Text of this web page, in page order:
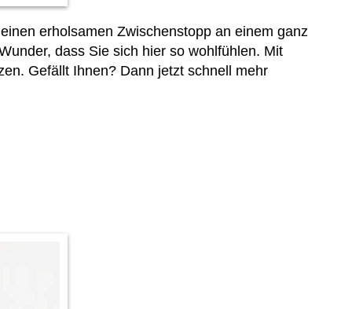
erholsamen Zwischenstopp an einem ganz
dass Sie sich hier so wohlfühlen. Mit
Gefällt Ihnen? Dann jetzt schnell mehr